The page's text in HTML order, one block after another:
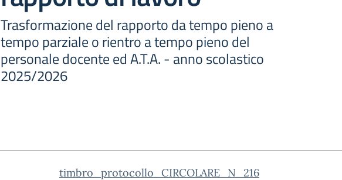
Trasformazione del rapporto da tempo pieno a
tempo parziale o rientro a tempo pieno del
personale docente ed A.T.A. - anno scolastico
2025/2026
timbro_protocollo_CIRCOLARE_N_216